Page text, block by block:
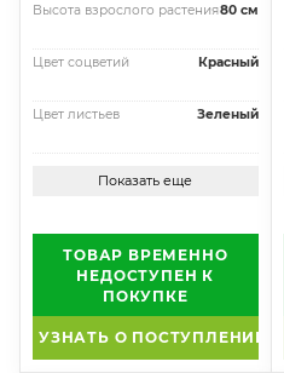
Высота взрослого растения80 см
Цвет соцветий Красный
Цвет листьев Зеленый
Показать еще
ТОВАР ВРЕМЕННО
НЕДОСТУПЕН К
ПОКУПКЕ
УЗНАТЬ О ПОСТУПЛЕНИИ